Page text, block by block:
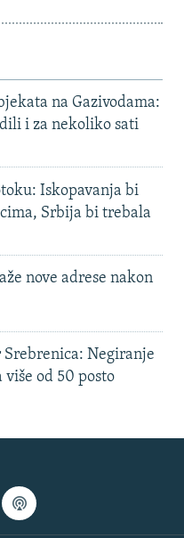
na Gazivodama:
i za nekoliko sati
Iskopavanja bi
Srbija bi trebala
nove adrese nakon
Negiranje
više od 50 posto